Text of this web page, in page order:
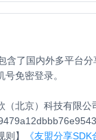
含了国内外多平台
免密登录。
（北京）科技有限公
则】 《友盟分享SDK